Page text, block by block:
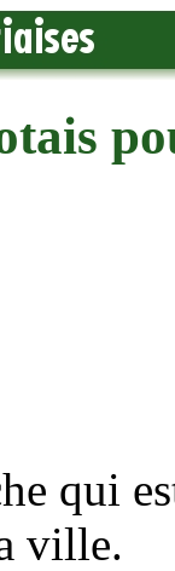
qui
ville.